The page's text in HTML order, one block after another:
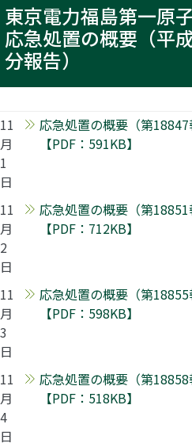
東京電力福島第一原
応急処置の概要（平
分報告）
11
月
1
日
応急処置の概要（第18847
【PDF：591KB】
11
月
2
日
応急処置の概要（第18851
【PDF：712KB】
11
月
3
日
応急処置の概要（第18855
【PDF：598KB】
11
月
4
日
応急処置の概要（第18858
【PDF：518KB】